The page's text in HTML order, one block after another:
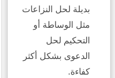
بديلة لحل النزاعات
مثل الوساطة أو
التحكيم لحل
الدعوى بشكل أكثر
كفاءة.